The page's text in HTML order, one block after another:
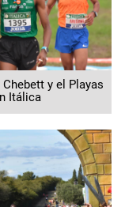
y el Playas
Itálica